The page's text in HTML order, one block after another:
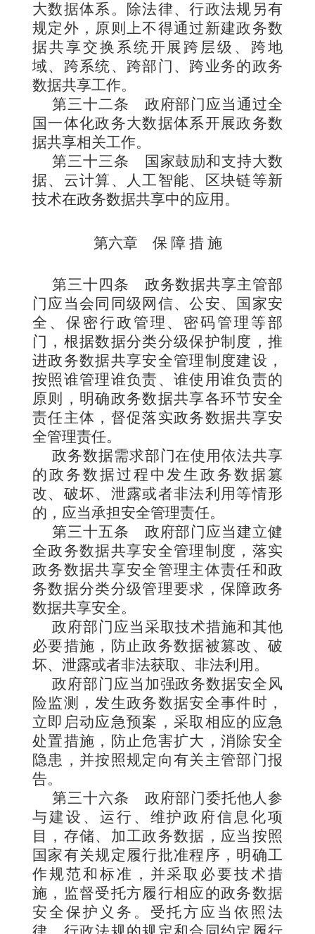
大数据体系。除法律、行政法规另有
规定外，原则上不得通过新建政务数
据共享交换系统开展跨层级、跨地
域、跨系统、跨部门、跨业务的政务
数据共享工作。
第三十二条 政府部门应当通过全
国一体化政务大数据体系开展政务数
据共享相关工作。
第三十三条
国家鼓励和支持大数
据、云计算、人工智能、区块链等新
技术在政务数据共享中的应用。
第六章 保 障 措 施
第三十四条 政务数据共享主管部
门应当会同同级网信、公安、国家安
全、保密行政管理、密码管理等部
门，根据数据分类分级保护制度，推
进政务数据共享安全管理制度建设，
按照谁管理谁负责、谁使用谁负责的
原则，明确政务数据共享各环节安全
责任主体，督促落实政务数据共享安
全管理责任。
政务数据需求部门在使用依法共享
的政务数据过程中发生政务数据篡
改、破坏、泄露或者非法利用等情形
的，应当承担安全管理责任。
第三十五条 政府部门应当建立健
全政务数据共享安全管理制度，落实
政务数据共享安全管理主体责任和政
务数据分类分级管理要求，保障政务
数据共享安全。
政府部门应当采取技术措施和其他
必要措施，防止政务数据被篡改、破
坏、泄露或者非法获取、非法利用。
政府部门应当加强政务数据安全风
险监测，发生政务数据安全事件时，
立即启动应急预案，采取相应的应急
处置措施，防止危害扩大，消除安全
隐患，并按照规定向有关主管部门报
告。
第三十六条 政府部门委托他人参
与建设、运行、维护政府信息化项
目，存储、加工政务数据，应当按照
国家有关规定履行批准程序，明确工
作规范和标准，并采取必要技术措
施，监督受托方履行相应的政务数据
安全保护义务。受托方应当依照法